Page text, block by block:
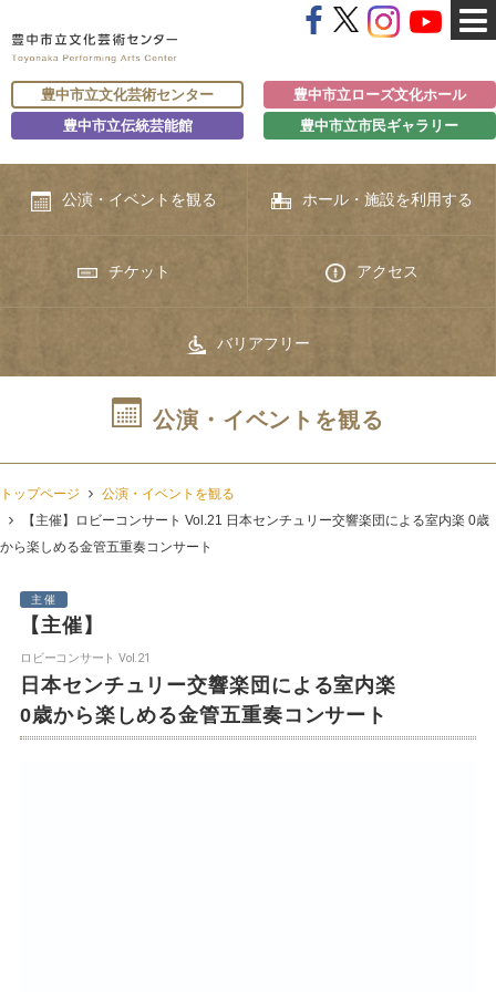
豊中市立文化芸術センター
豊中市立ローズ文化ホール
豊中市立伝統芸能館
豊中市立市民ギャラリー
公演・イベントを観る ホール・施設を利用する
チケット アクセス
バリアフリー
公演・イベントを観る
トップページ
公演・イベントを観る
【主催】
ロビーコンサート Vol.21 日本センチュリー交響楽団による室内楽 0歳
から楽しめる金管五重奏コンサート
主催
【主催】
ロビーコンサート Vol.21
日本センチュリー交響楽団による室内楽
0歳から楽しめる金管五重奏コンサート